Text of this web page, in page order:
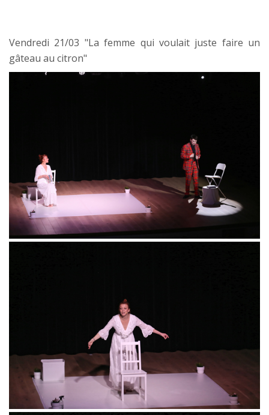
Vendredi 21/03 "La femme qui voulait juste faire un
gâteau au citron"